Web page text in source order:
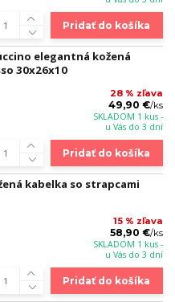
Pridať do košíka
elegantná kožená
30x26x10
28 % zľava
49,90 €/ks
SKLADOM 1 kus -
u Vás do 3 dní
Pridať do košíka
kabelka so strapcami
15 % zľava
58,90 €/ks
SKLADOM 1 kus -
u Vás do 3 dní
Pridať do košíka